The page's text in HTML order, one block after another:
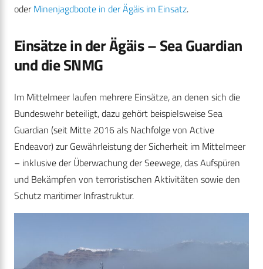
oderMinenjagdboote in der Ägäis im Einsatz.
Einsätze in der Ägäis – Sea Guardian
und die SNMG
Im Mittelmeer laufen mehrere Einsätze, an denen sich die
Bundeswehr beteiligt, dazu gehört beispielsweise Sea
Guardian (seit Mitte 2016 als Nachfolge von Active
Endeavor) zur Gewährleistung der Sicherheit im Mittelmeer
– inklusive der Überwachung der Seewege, das Aufspüren
und Bekämpfen von terroristischen Aktivitäten sowie den
Schutz maritimer Infrastruktur.